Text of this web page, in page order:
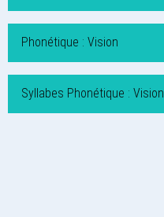
Phonétique : Vision
Syllabes Phonétique : Vision